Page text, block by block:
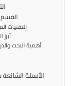
القسم
التقنيات
أهمية البحث
الأسئلة